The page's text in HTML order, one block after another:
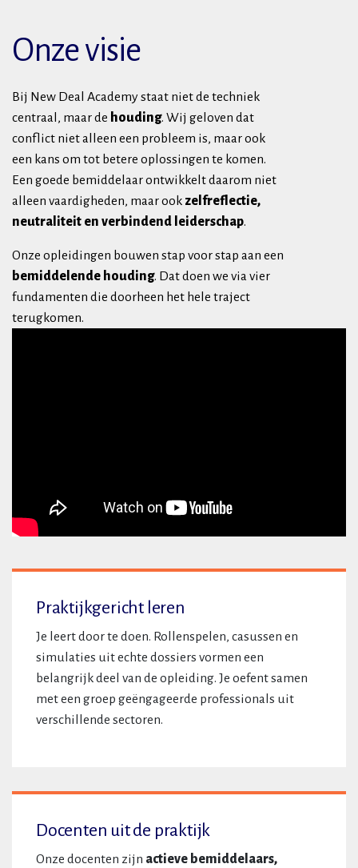
Onze visie
Bij New Deal Academy staat niet de techniek
centraal, maar de houding. Wij geloven dat
conflict niet alleen een probleem is, maar ook
een kans om tot betere oplossingen te komen.
Een goede bemiddelaar ontwikkelt daarom niet
alleen vaardigheden, maar ook zelfreflectie,
neutraliteit en verbindend leiderschap.
Onze opleidingen bouwen stap voor stap aan een
bemiddelende houding. Dat doen we via vier
fundamenten die doorheen het hele traject
terugkomen.
Praktijkgericht leren
Je leert door te doen. Rollenspelen, casussen en
simulaties uit echte dossiers vormen een
belangrijk deel van de opleiding. Je oefent samen
met een groep geëngageerde professionals uit
verschillende sectoren.
Docenten uit de praktijk
Onze docenten zijn actieve bemiddelaars,